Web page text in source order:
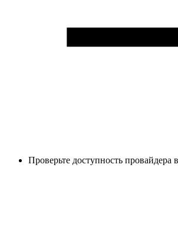
Проверьте доступность провайдера